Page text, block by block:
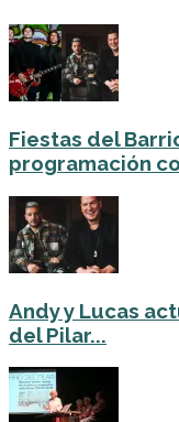
Fiestas del
programación
Andy y Lucas
del Pilar...